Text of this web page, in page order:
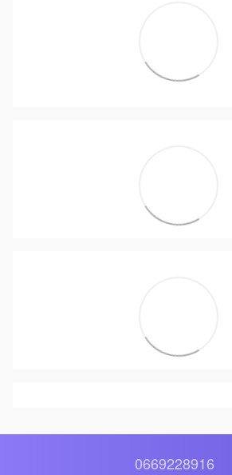
0669228916